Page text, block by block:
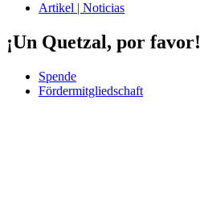
Artikel | Noticias
¡Un Quetzal, por favor!
Spende
Fördermitgliedschaft